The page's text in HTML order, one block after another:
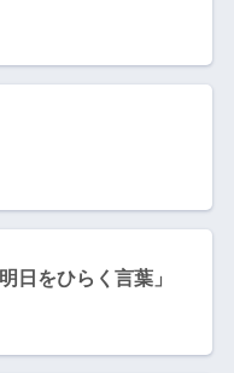
日をひらく言葉」